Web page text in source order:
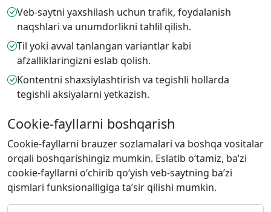
Veb-saytni yaxshilash uchun trafik, foydalanish
naqshlari va unumdorlikni tahlil qilish.
Til yoki avval tanlangan variantlar kabi
afzalliklaringizni eslab qolish.
Kontentni shaxsiylashtirish va tegishli hollarda
tegishli aksiyalarni yetkazish.
Cookie-fayllarni boshqarish
Cookie-fayllarni brauzer sozlamalari va boshqa vositalar
orqali boshqarishingiz mumkin. Eslatib oʻtamiz, baʼzi
cookie-fayllarni oʻchirib qoʻyish veb-saytning baʼzi
qismlari funksionalligiga taʼsir qilishi mumkin.